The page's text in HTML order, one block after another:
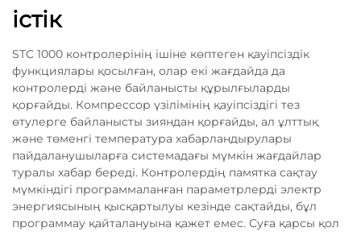
істік
STC 1000 контролерінің ішіне көптеген қауіпсіздік
функциялары қосылған, олар екі жағдайда да
контролерді және байланысты құрылғыларды
қорғайды. Компрессор үзілімінің қауіпсіздігі тез
өтулерге байланысты зияндан қорғайды, ал ұлттық
және төменгі температура хабарландырулары
пайдаланушыларға системадағы мүмкін жағдайлар
туралы хабар береді. Контролердің памятка сақтау
мүмкіндігі программаланған параметрлерді электр
энергиясының қысқартылуы кезінде сақтайды, бұл
программау қайталануына қажет емес. Суға қарсы қол